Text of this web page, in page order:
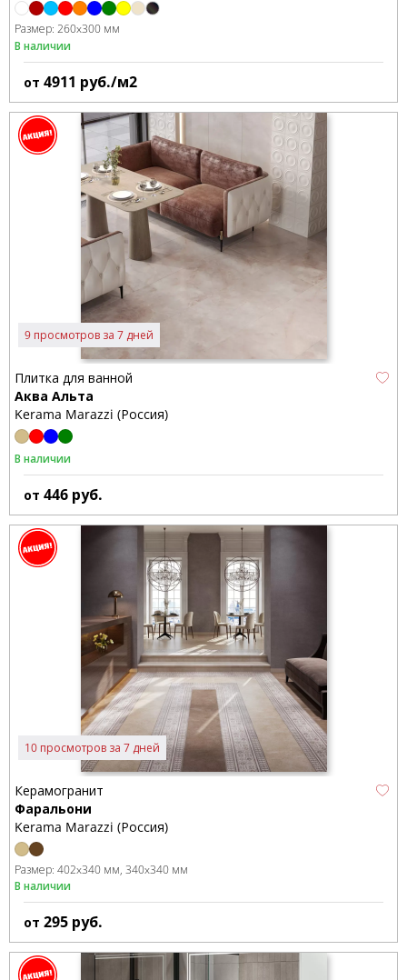
Размер: 260x300 мм
В наличии
от 4911 руб./м2
9 просмотров за 7 дней
Плитка для ванной
Аква Альта
Kerama Marazzi (Россия)
В наличии
от 446 руб.
10 просмотров за 7 дней
Керамогранит
Фаральони
Kerama Marazzi (Россия)
Размер: 402x340 мм 340x340 мм
В наличии
от 295 руб.